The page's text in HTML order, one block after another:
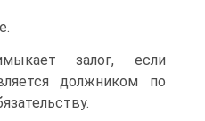
залог, если
должником по